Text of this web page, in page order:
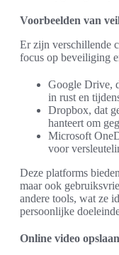
Voorbeelden van
Er zijn verschillende
focus op beveiliging
Google Drive,
in rust en
Dropbox, dat
hanteert om
Microsoft
voor
Deze platforms
maar ook
andere tools, wat ze
persoonlijke
Online video